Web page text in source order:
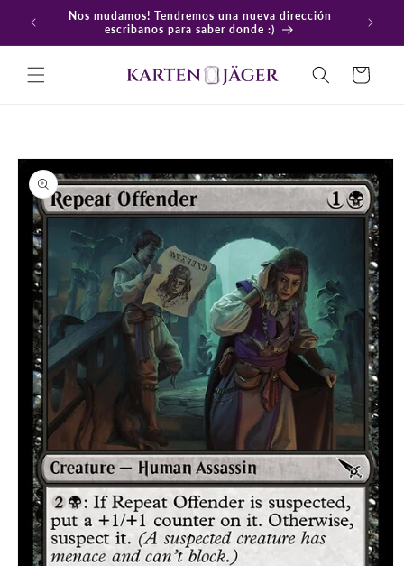
directamenteNos mudamos! Tendremos una nueva dirección
escribanos para saber donde :)
Carrito
directamente
a la
información
del producto